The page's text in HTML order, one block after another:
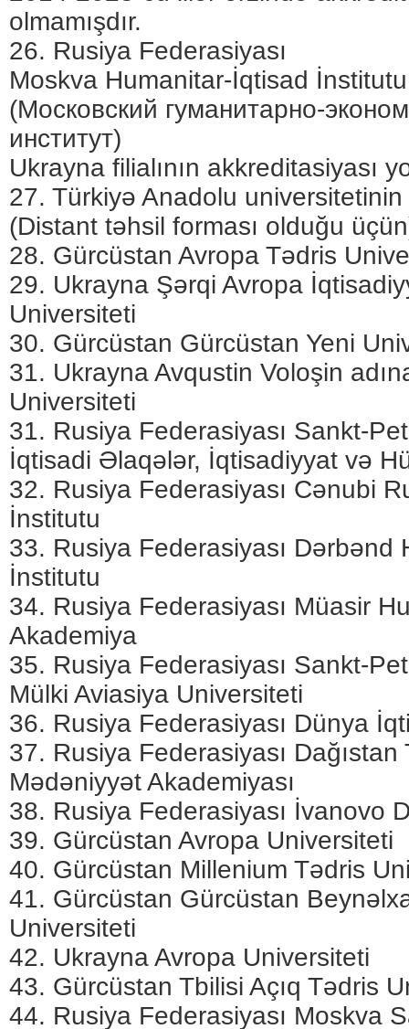
olmamışdır.
26. Rusiya Federasiyası
Moskva Humanitar-İqtisad İnstitutu
(Московский гуманитарно-
институт)
Ukrayna filialının akkreditasiyası
27. Türkiyə Anadolu universitetinin
(Distant təhsil forması olduğu
28. Gürcüstan Avropa Tədris
29. Ukrayna Şərqi Avropa
Universiteti
30. Gürcüstan Gürcüstan Yeni
31. Ukrayna Avqustin Voloşin
Universiteti
31. Rusiya Federasiyası Sankt-
İqtisadi Əlaqələr, İqtisadiyyat və
32. Rusiya Federasiyası Cənubi
İnstitutu
33. Rusiya Federasiyası Dərbənd
İnstitutu
34. Rusiya Federasiyası Müasir
Akademiya
35. Rusiya Federasiyası Sankt-
Mülki Aviasiya Universiteti
36. Rusiya Federasiyası Dünya
37. Rusiya Federasiyası Dağıstan
Mədəniyyət Akademiyası
38. Rusiya Federasiyası İvanovo
39. Gürcüstan Avropa Universiteti
40. Gürcüstan Millenium Tədris
41. Gürcüstan Gürcüstan
Universiteti
42. Ukrayna Avropa Universiteti
43. Gürcüstan Tbilisi Açıq Tədris
44. Rusiya Federasiyası Moskva